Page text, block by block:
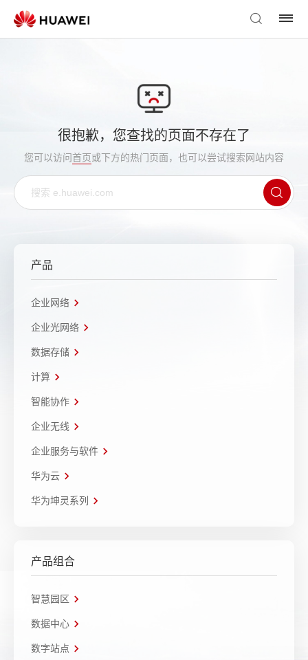
很抱歉，您查找的页面不存在了
您可以访问首页或下方的热门页面，也可以尝试搜索网站内容
产品
企业网络
企业光网络
数据存储
计算
智能协作
企业无线
企业服务与软件
华为云
华为坤灵系列
产品组合
智慧园区
数据中心
数字站点